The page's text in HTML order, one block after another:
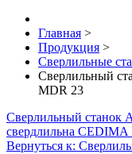
Главная >
Продукция >
Сверлильные
Сверлильный
MDR 23
Сверлильный станок
свердлильна
Вернуться к: